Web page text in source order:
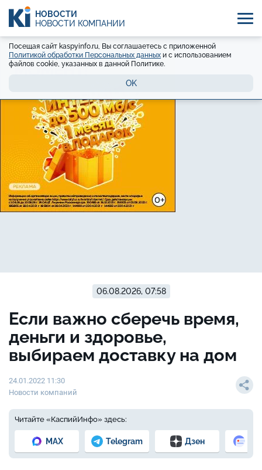
НОВОСТИ
НОВОСТИ КОМПАНИЙ
Посещая сайт kaspyinfo.ru, Вы соглашаетесь с приложенной
Политикой обработки Персональных данных и с использованием
файлов cookie, указанных в данной Политике.
OK
06.08.2026, 07:58
Если важно сберечь время,
деньги и здоровье,
выбираем доставку на дом
24.01.2022 11:30
Новости компаний
Читайте «КаспийИнфо» здесь:
MAX Telegram Дзен